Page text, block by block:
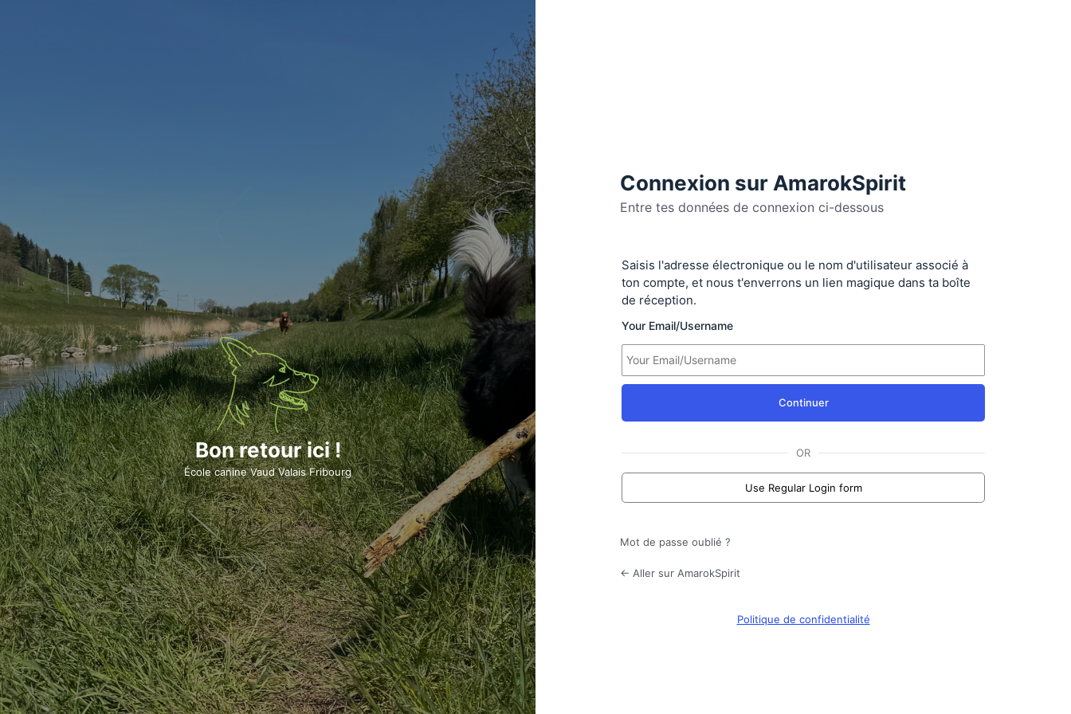
Connexion sur AmarokSpirit
Entre tes données de connexion ci-dessous
Se
connecter
Saisis l'adresse électronique ou le nom d'utilisateur associé à
ton compte, et nous t'enverrons un lien magique dans ta boîte
de réception.
Your Email/Username
Continuer
OR
Use Regular Login form
Mot de passe oublié ?
← Aller sur AmarokSpirit
Politique de confidentialité
Bon retour ici !
École canine Vaud Valais Fribourg